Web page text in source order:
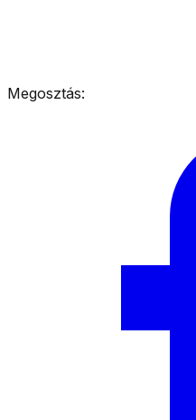
Megosztás: